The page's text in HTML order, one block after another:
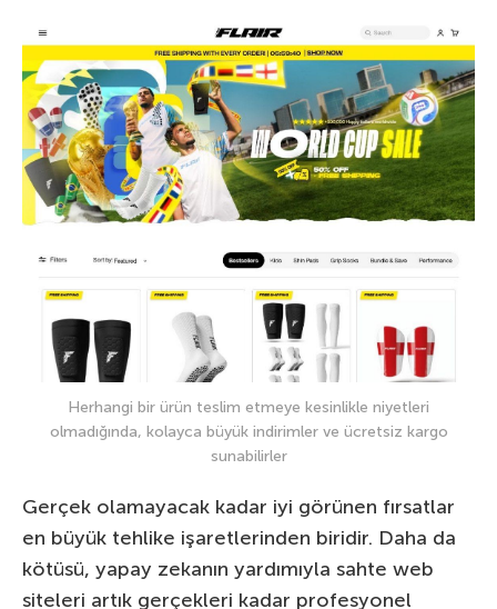
Herhangi bir ürün teslim etmeye kesinlikle niyetleri
olmadığında, kolayca büyük indirimler ve ücretsiz kargo
sunabilirler
Gerçek olamayacak kadar iyi görünen fırsatlar
en büyük tehlike işaretlerinden biridir. Daha da
kötüsü, yapay zekanın yardımıyla sahte web
siteleri artık gerçekleri kadar profesyonel